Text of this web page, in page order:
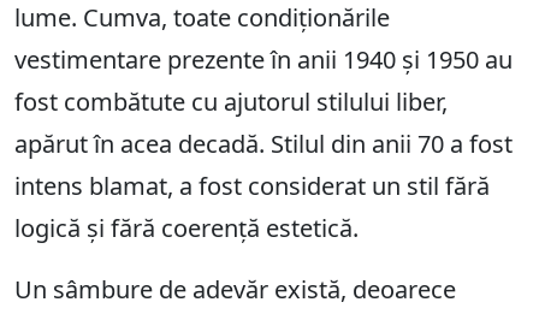
lume. Cumva, toate condiționările
vestimentare prezente în anii 1940 și 1950 au
fost combătute cu ajutorul stilului liber,
apărut în acea decadă. Stilul din anii 70 a fost
intens blamat, a fost considerat un stil fără
logică și fără coerență estetică.
Un sâmbure de adevăr există, deoarece